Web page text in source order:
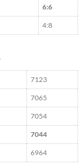
6:6
4:8
7123
7065
7054
7044
6964